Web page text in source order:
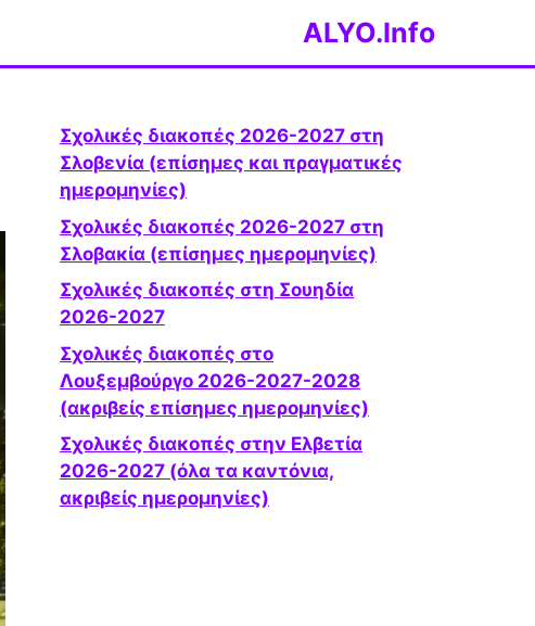
ALYO.Info
Σχολικές διακοπές 2026-2027 στη
Σλοβενία ​​(επίσημες και πραγματικές
ημερομηνίες)
Σχολικές διακοπές 2026-2027 στη
Σλοβακία (επίσημες ημερομηνίες)
Σχολικές διακοπές στη Σουηδία
2026-2027
Σχολικές διακοπές στο
Λουξεμβούργο 2026-2027-2028
(ακριβείς επίσημες ημερομηνίες)
Σχολικές διακοπές στην Ελβετία
2026-2027 (όλα τα καντόνια,
ακριβείς ημερομηνίες)